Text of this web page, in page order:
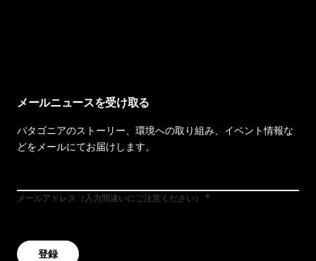
メールニュースを受け取る
パタゴニアのストーリー、環境への取り組み、イベント情報な
どをメールにてお届けします。
メールアドレス（入力間違いにご注意ください）
登録